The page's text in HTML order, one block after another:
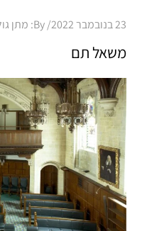
Posted
23 בנובמבר 2022 By: מתן
משאל תם